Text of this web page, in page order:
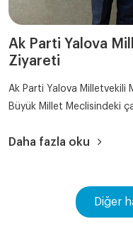
Ak Parti Yalova
Ziyareti
Ak Parti Yalova Milletvekili
Büyük Millet Meclisindeki
Daha fazla oku
Diğer